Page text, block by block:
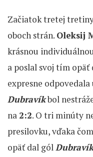
Začiatok tretej
oboch strán. Oleksij
krásnou
a poslal svoj tím opäť
expresne
Dubravíkbol
na 2:2. O tri minúty
presilovku, vďaka
opäť dal gólDubravík